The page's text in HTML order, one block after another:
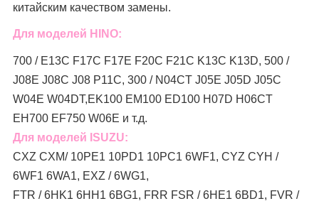
китайским качеством замены.
Для моделей HINO:
700 / E13C F17C F17E F20C F21C K13C K13D, 500 /
J08E J08C J08 P11C, 300 / N04CT J05E J05D J05C
W04E W04DT,EK100 EM100 ED100 H07D H06CT
EH700 EF750 W06E и т.д.
Для моделей ISUZU:
CXZ CXM/ 10PE1 10PD1 10PC1 6WF1, CYZ CYH /
6WF1 6WA1, EXZ / 6WG1,
FTR / 6HK1 6HH1 6BG1, FRR FSR / 6HE1 6BD1, FVR /